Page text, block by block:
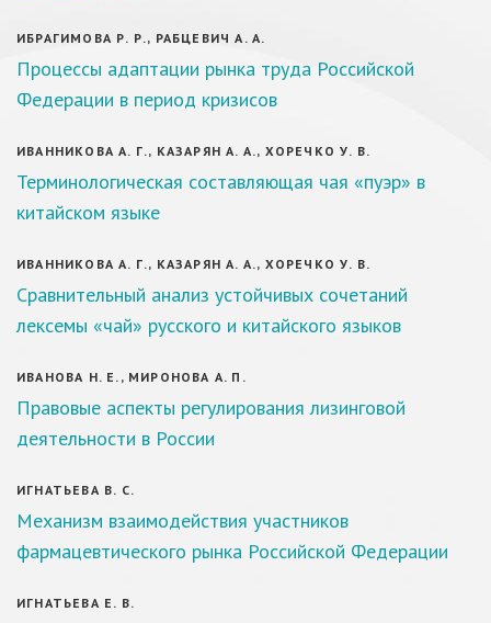
ИБРАГИМОВА Р. Р., РАБЦЕВИЧ А. А.
Процессы адаптации рынка труда Российской
Федерации в период кризисов
ИВАННИКОВА А. Г., КАЗАРЯН А. А., ХОРЕЧКО У. В.
Терминологическая составляющая чая «пуэр» в
китайском языке
ИВАННИКОВА А. Г., КАЗАРЯН А. А., ХОРЕЧКО У. В.
Сравнительный анализ устойчивых сочетаний
лексемы «чай» русского и китайского языков
ИВАНОВА Н. Е., МИРОНОВА А. П.
Правовые аспекты регулирования лизинговой
деятельности в России
ИГНАТЬЕВА В. С.
Механизм взаимодействия участников
фармацевтического рынка Российской Федерации
ИГНАТЬЕВА Е. В.